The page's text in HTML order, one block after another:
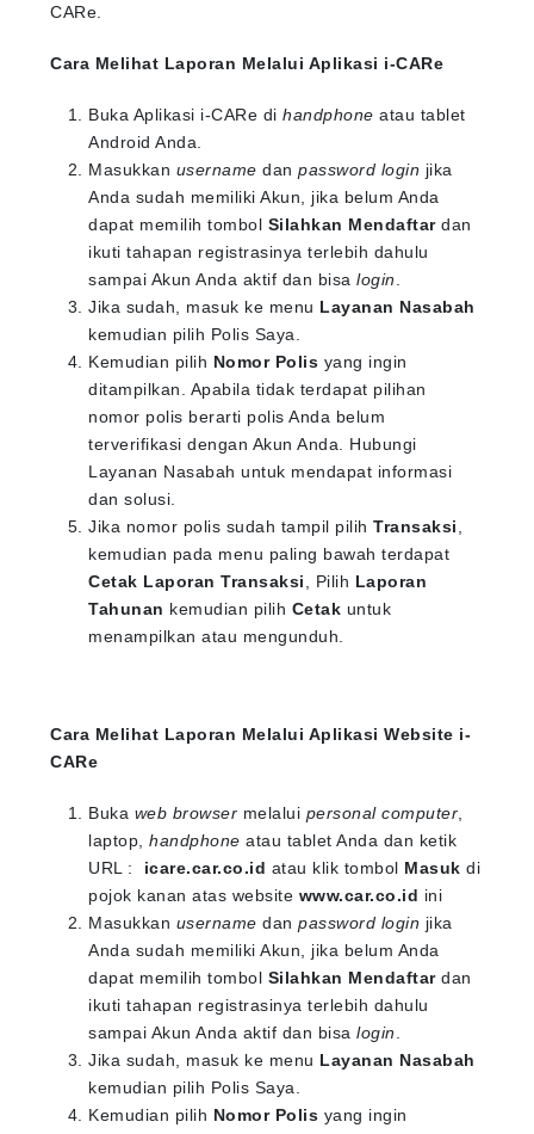
CARe.
Cara Melihat Laporan Melalui Aplikasi i-CARe
Buka Aplikasi i-CARe di handphone atau tablet
Android Anda.
Masukkan username dan password login jika
Anda sudah memiliki Akun, jika belum Anda
dapat memilih tombol Silahkan Mendaftardan
ikuti tahapan registrasinya terlebih dahulu
sampai Akun Anda aktif dan bisa login
Jika sudah, masuk ke menu Layanan Nasabah
kemudian pilih Polis Saya.
Kemudian pilih Nomor Polis yang ingin
ditampilkan. Apabila tidak terdapat pilihan
nomor polis berarti polis Anda belum
terverifikasi dengan Akun Anda. Hubungi
Layanan Nasabah untuk mendapat informasi
dan solusi.
Jika nomor polis sudah tampil pilihTransaksi
kemudian pada menu paling bawah terdapat
Cetak Laporan Transaksi
, Pilih Laporan
Tahunan kemudian pilih Cetak untuk
menampilkan atau mengunduh.
Cara Melihat Laporan Melalui Aplikasi Website i-
CARe
Buka web browser melalui personal computer
laptop, handphone atau tablet Anda dan ketik
URL : icare.car.co.id atau klik tombol Masuk di
pojok kanan atas website www.car.co.id ini
Masukkan username dan password login jika
Anda sudah memiliki Akun, jika belum Anda
dapat memilih tombol Silahkan Mendaftardan
ikuti tahapan registrasinya terlebih dahulu
sampai Akun Anda aktif dan bisa login
Jika sudah, masuk ke menu Layanan Nasabah
kemudian pilih Polis Saya.
Kemudian pilih Nomor Polis yang ingin